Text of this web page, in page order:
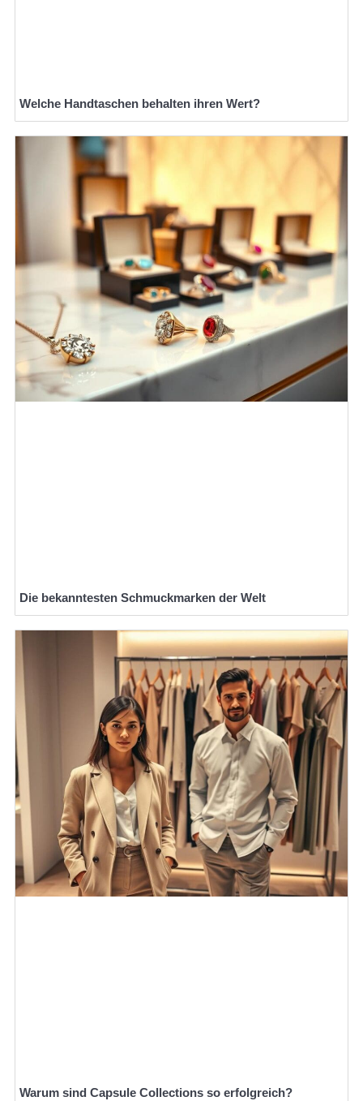
Welche Handtaschen behalten ihren Wert?
Die bekanntesten Schmuckmarken der Welt
Warum sind Capsule Collections so erfolgreich?